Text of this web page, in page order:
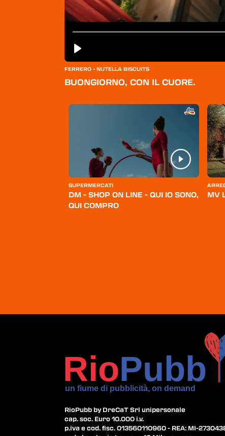
FERRERO - NUTELLA BISCUITS
BUONGIORNO, CON IL CUORE.
SUPERMERCATI
DM - SHOP ON LINE - QUI IO SONO,
QUI COMPRO
MV
RioPubb by DreCaT Srl unipersonale
cap. soc. Euro 10.000 i.v.
p.iva e cod. fisc. 013560110960 - REA: MI-